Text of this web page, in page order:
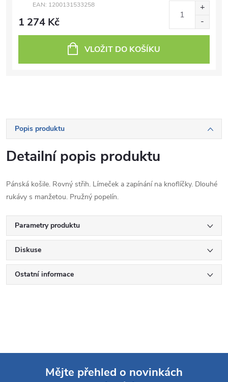
EAN: 1200131533258
1 274 Kč
VLOŽIT DO KOŠÍKU
Popis produktu
Detailní popis produktu
Pánská košile. Rovný střih. Límeček a zapínání na knoflíčky. Dlouhé
rukávy s manžetou. Pružný popelín.
Parametry produktu
Diskuse
Ostatní informace
Mějte přehled o novinkách